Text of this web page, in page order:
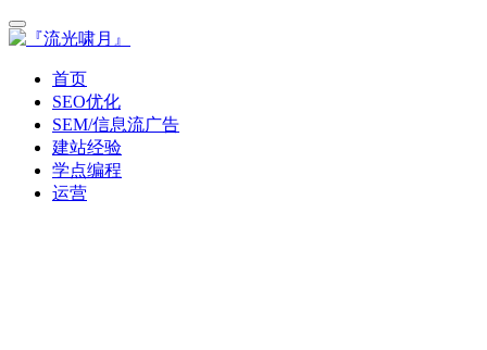
首页
SEO优化
SEM/信息流广告
建站经验
学点编程
运营